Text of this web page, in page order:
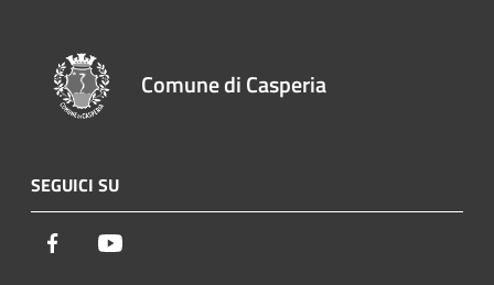
Comune di Casperia
SEGUICI SU
Facebook